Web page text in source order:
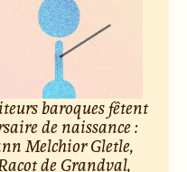
baroques fêtent
de naissance :
Melchior Gletle,
de Grandval,